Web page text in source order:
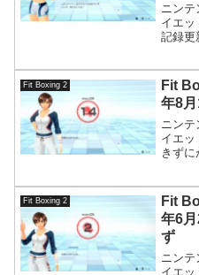
ニン
イエッ
記録更
とし
いま
物が家
Fit Boxing 2
Fit
年8
ニン
イエッ
きずに
Fit Boxing 2
Fit
年6
ず
ニン
イエッ